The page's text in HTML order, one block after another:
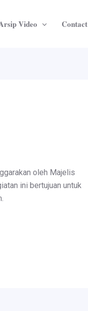
Video Contact
oleh Majelis
ini bertujuan untuk